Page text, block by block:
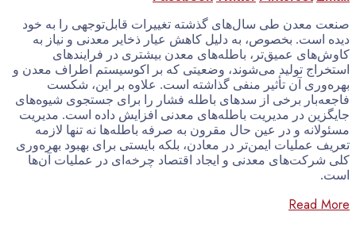
صنعت معدن طی سال‌های گذشته تغییرات قابل‌توجهی را به خود
دیده است. بخصوص، به دلیل کاهش عیار ذخایر معدنی و نیاز به
کاوش‌های عمیق‌تر، باطله‌های معدن بیشتری در فرایندهای
استخراج تولید می‌شوند، وضعیتی که بر اکوسیستم اطراف معدن و
بهره‌وری آن تأثیر منفی گذاشته‌ است. علاوه بر این، شکست
فاجعه‌بار برخی از سدهای باطله فشار را برای جستجوی شیوه‌های
جایگزین در مدیریت باطله‌های معدنی افزایش داده است. مدیریت
مسئولانه و در عین‌ حال مقرون به صرفه باطله‌ها نه تنها لازمه
تعریف عملیات ایمن‌تر در معادن، بلکه بایستی برای بهبود بهره‌وری
کلی شرکت‌های معدنی و ایجاد اقتصاد چرخه‌ای در عملیات آن‌ها
است.
Read More